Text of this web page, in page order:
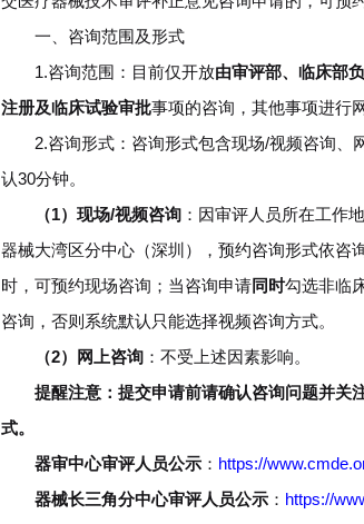
一、咨询范围及形式
1.咨询范围：目前仅开放由审评部、临床部
注册及临床试验审批事项的咨询，其他事项进行
2.咨询形式：咨询形式包含现场/视频咨询、
认30分钟。
（1）现场/视频咨询 ：因审评人员所在工作
器械大湾区分中心（深圳），预约咨询形式依咨
时，可预约现场咨询；当咨询申请同时勾选非临
咨询，否则系统默认只能选择视频咨询方式。
（2）网上咨询 ：不受上述因素影响。
提醒注意：提交申请前请确认咨询问题并关
式。
器审中心审评人员公示 ： https://
器械长三角分中心审评人员公示 ： https://